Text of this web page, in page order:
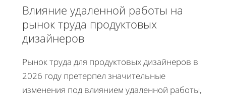
Влияние удаленной работы на
рынок труда продуктовых
дизайнеров
Рынок труда для продуктовых дизайнеров в
2026 году претерпел значительные
изменения под влиянием удаленной работы,